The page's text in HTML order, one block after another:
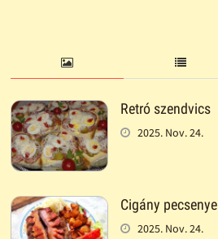
Retró szendvics
2025. Nov. 24.
Cigány pecsenye
2025. Nov. 24.